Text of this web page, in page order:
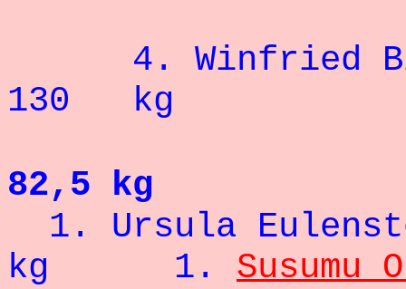
4.
130 kg
82,5 kg
1. Ursula
kg 1. Susumu